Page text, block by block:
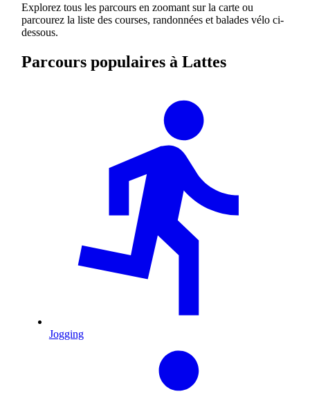
Explorez tous les parcours en zoomant sur la carte ou
parcourez la liste des courses, randonnées et balades vélo ci-
dessous.
Parcours populaires à Lattes
Jogging